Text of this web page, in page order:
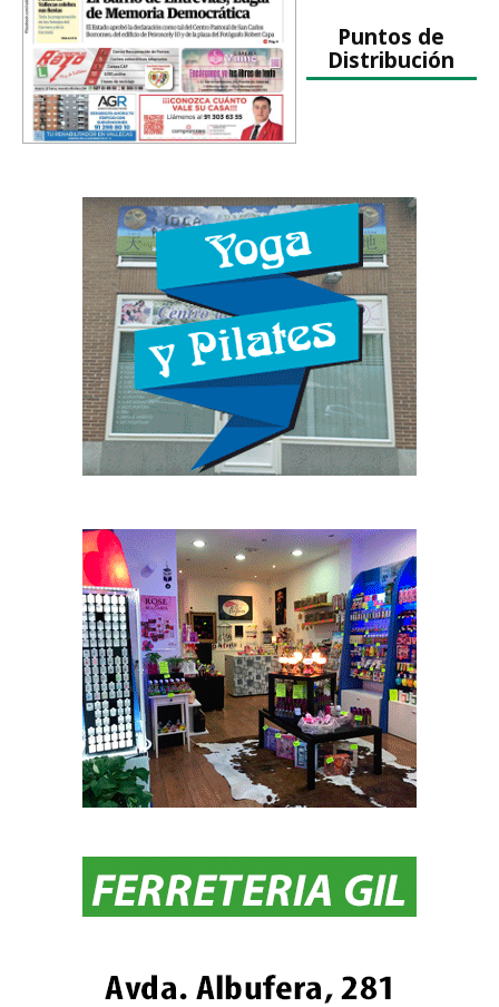
Puntos de
Distribución